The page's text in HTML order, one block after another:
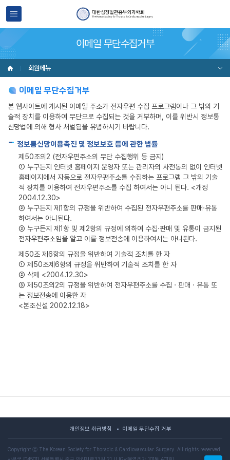
이메일 무단수집거부
회원메뉴
이메일 무단수집거부
본 웹사이트에 게시된 이메일 주소가 전자우편 수집 프로그램이나 그 밖의 기
술적 장치를 이용하여 무단으로 수집되는 것을 거부하며, 이를 위반시 정보통
신망법에 의해 형사 처벌됨을 유념하시기 바랍니다.
정보통신망이용촉진 및 정보보호 등에 관한 법률
제50조의2 (전자우편주소의 무단 수집행위 등 금지)
① 누구든지 인터넷 홈페이지 운영자 또는 관리자의 사전동의 없이 인터넷
홈페이지에서 자동으로 전자우편주소를 수집하는 프로그램 그 밖의 기술
적 장치를 이용하여 전자우편주소를 수집 하여서는 아니 된다. <개정
2004.12.30>
② 누구든지 제1항의 규정을 위반하여 수집된 전자우편주소를 판매·유통
하여서는 아니된다.
③ 누구든지 제1항 및 제2항의 규정에 의하여 수집·판매 및 유통이 금지된
전자우편주소임을 알고 이를 정보전송에 이용하여서는 아니된다.
제50조 제6항의 규정을 위반하여 기술적 조치를 한 자
① 제50조제6항의 규정을 위반하여 기술적 조치를 한 자
② 삭제 <2004.12.30>
③ 제50조의2의 규정을 위반하여 전자우편주소를 수집 · 판매 · 유통 또
는 정보전송에 이용한 자
<본조신설 2002.12.18>
개인정보 취급방침 이메일 무단수집 거부
Copyright ⓒ The Korean Society for Thoracic & Cardiovascular Surgery. All rights reserved.